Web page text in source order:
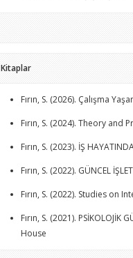
Kitaplar
Fırın, S. (2026). Çalışma
Fırın, S. (2024). Theory
Fırın, S. (2023). İŞ
Fırın, S. (2022). GÜNCEL
Fırın, S. (2022). Studies on
Fırın, S. (2021). PSİKOLOJİK
House